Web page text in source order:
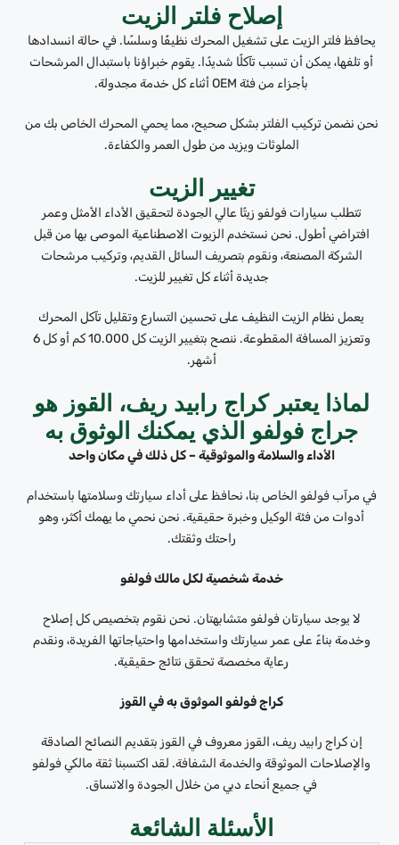
إصلاح فلتر الزيت
يحافظ فلتر الزيت على تشغيل المحرك نظيفًا وسلسًا. في حالة انسدادها
أو تلفها، يمكن أن تسبب تآكلًا شديدًا. يقوم خبراؤنا باستبدال المرشحات
بأجزاء من فئة OEM أثناء كل خدمة مجدولة.
نحن نضمن تركيب الفلتر بشكل صحيح، مما يحمي المحرك الخاص بك من
الملوثات ويزيد من طول العمر والكفاءة.
تغيير الزيت
تتطلب سيارات فولفو زيتًا عالي الجودة لتحقيق الأداء الأمثل وعمر
افتراضي أطول. نحن نستخدم الزيوت الاصطناعية الموصى بها من قبل
الشركة المصنعة، ونقوم بتصريف السائل القديم، وتركيب مرشحات
جديدة أثناء كل تغيير للزيت.
يعمل نظام الزيت النظيف على تحسين التسارع وتقليل تآكل المحرك
وتعزيز المسافة المقطوعة. ننصح بتغيير الزيت كل 10.000 كم أو كل 6
أشهر.
لماذا يعتبر كراج رابيد ريف، القوز هو
جراج فولفو الذي يمكنك الوثوق به
الأداء والسلامة والموثوقية – كل ذلك في مكان واحد
في مرآب فولفو الخاص بنا، نحافظ على أداء سيارتك وسلامتها باستخدام
أدوات من فئة الوكيل وخبرة حقيقية. نحن نحمي ما يهمك أكثر، وهو
راحتك وثقتك.
خدمة شخصية لكل مالك فولفو
لا يوجد سيارتان فولفو متشابهتان. نحن نقوم بتخصيص كل إصلاح
وخدمة بناءً على عمر سيارتك واستخدامها واحتياجاتها الفريدة، ونقدم
رعاية مخصصة تحقق نتائج حقيقية.
كراج فولفو الموثوق به في القوز
إن كراج رابيد ريف، القوز معروف في القوز بتقديم النصائح الصادقة
والإصلاحات الموثوقة والخدمة الشفافة. لقد اكتسبنا ثقة مالكي فولفو
في جميع أنحاء دبي من خلال الجودة والاتساق.
الأسئلة الشائعة